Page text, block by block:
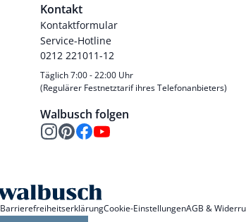
Kontakt
Kontaktformular
Service-Hotline
0212 221011-12
Täglich 7:00 - 22:00 Uhr
(Regulärer Festnetztarif ihres Telefonanbieters)
Walbusch folgen
BarrierefreiheitserklärungCookie-EinstellungenAGB &